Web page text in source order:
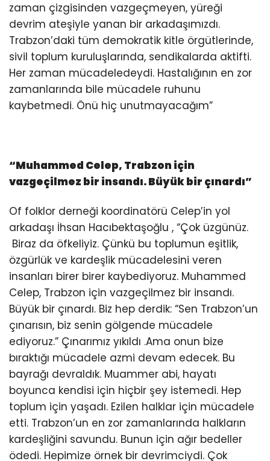
zaman çizgisinden vazgeçmeyen, yüreği
devrim ateşiyle yanan bir arkadaşımızdı.
Trabzon’daki tüm demokratik kitle örgütlerinde,
sivil toplum kuruluşlarında, sendikalarda aktifti.
Her zaman mücadeledeydi. Hastalığının en zor
zamanlarında bile mücadele ruhunu
kaybetmedi. Önü hiç unutmayacağım”
“Muhammed Celep, Trabzon için
vazgeçilmez bir insandı.Büyük bir çınardı”
Of folklor derneği koordinatörü Celep’in yol
arkadaşı İhsan Hacıbektaşoğlu , “Çok üzgünüz.
Biraz da öfkeliyiz. Çünkü bu toplumun eşitlik,
özgürlük ve kardeşlik mücadelesini veren
insanları birer birer kaybediyoruz. Muhammed
Celep, Trabzon için vazgeçilmez bir insandı.
Büyük bir çınardı. Biz hep derdik: “Sen Trabzon’un
çınarısın, biz senin gölgende mücadele
ediyoruz.” Çınarımız yıkıldı .Ama onun bize
bıraktığı mücadele azmi devam edecek. Bu
bayrağı devraldık. Muammer abi, hayatı
boyunca kendisi için hiçbir şey istemedi. Hep
toplum için yaşadı. Ezilen halklar için mücadele
etti. Trabzon’un en zor zamanlarında halkların
kardeşliğini savundu. Bunun için ağır bedeller
ödedi. Hepimize örnek bir devrimciydi. Çok